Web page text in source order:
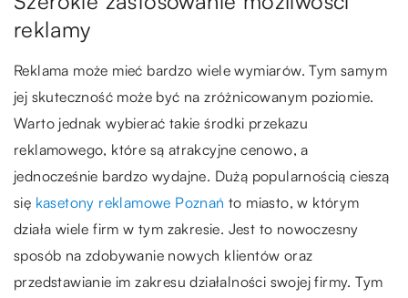
reklamy
Reklama może mieć bardzo wiele wymiarów. Tym samym
jej skuteczność może być na zróżnicowanym poziomie.
Warto jednak wybierać takie środki przekazu
reklamowego, które są atrakcyjne cenowo, a
jednocześnie bardzo wydajne. Dużą popularnością cieszą
się kasetony reklamowe Poznań to miasto, w którym
działa wiele firm w tym zakresie. Jest to nowoczesny
sposób na zdobywanie nowych klientów oraz
przedstawianie im zakresu działalności swojej firmy. Tym